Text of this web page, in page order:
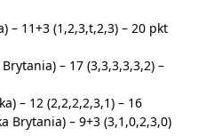
– 11+3 (1,2,3,t,2,3) – 20 pkt
– 17 (3,3,3,3,3,2) –
– 12 (2,2,2,2,3,1) – 16
Brytania) – 9+3 (3,1,0,2,3,0)